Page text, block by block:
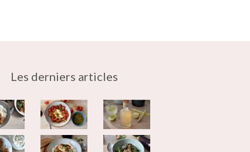
Les derniers articles